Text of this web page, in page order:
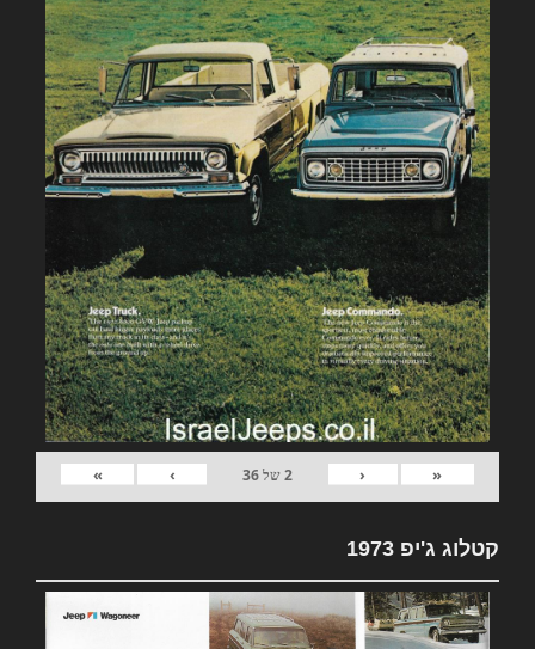
«
‹
2של36
›
»
קטלוג ג'יפ 1973